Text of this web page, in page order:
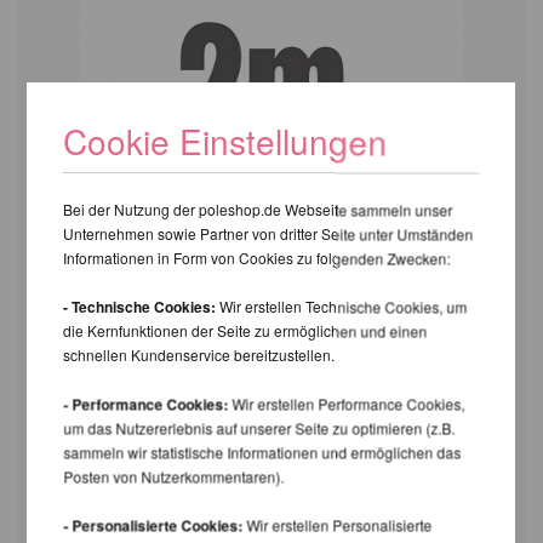
Cookie Einstellungen
Bei der Nutzung der poleshop.de Webseite sammeln unser
Unternehmen sowie Partner von dritter Seite unter Umständen
Informationen in Form von Cookies zu folgenden Zwecken:
- Technische Cookies: Wir erstellen Technische Cookies, um
die Kernfunktionen der Seite zu ermöglichen und einen
schnellen Kundenservice bereitzustellen.
- Performance Cookies:Wir erstellen Performance Cookies,
um das Nutzererlebnis auf unserer Seite zu optimieren (z.B.
sammeln wir statistische Informationen und ermöglichen das
Posten von Nutzerkommentaren).
- Personalisierte Cookies:Wir erstellen Personalisierte